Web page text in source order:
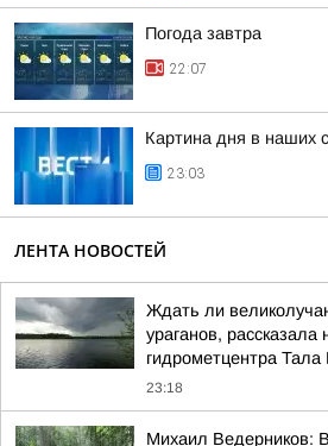
Погода завтра
22:07
Картина дня в наших
23:03
ЛЕНТА НОВОСТЕЙ
Ждать ли
ураганов, рассказала
гидрометцентра
23:18
Михаил Ведерников: